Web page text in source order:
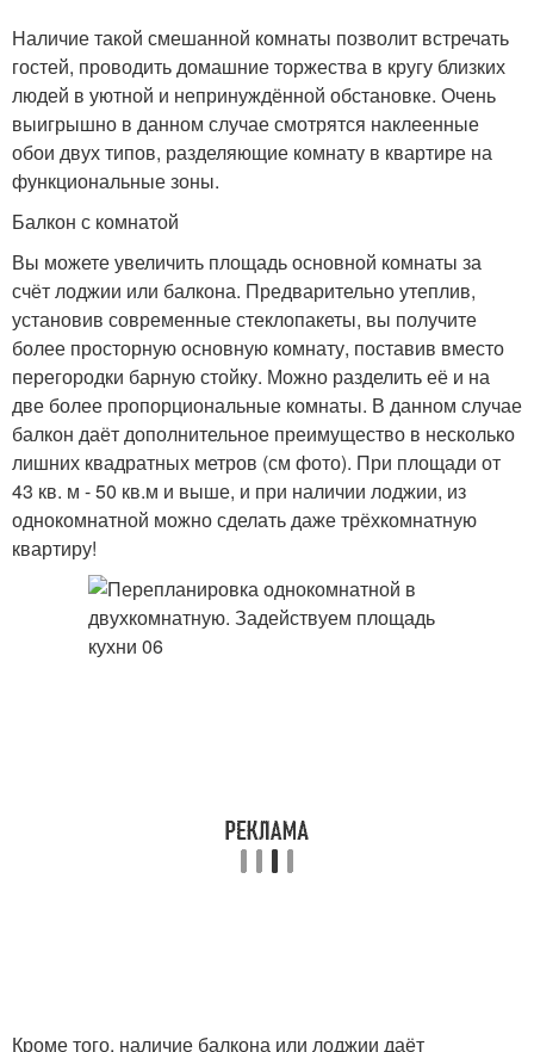
Наличие такой смешанной комнаты позволит встречать
гостей, проводить домашние торжества в кругу близких
людей в уютной и непринуждённой обстановке. Очень
выигрышно в данном случае смотрятся наклеенные
обои двух типов, разделяющие комнату в квартире на
функциональные зоны.
Балкон с комнатой
Вы можете увеличить площадь основной комнаты за
счёт лоджии или балкона. Предварительно утеплив,
установив современные стеклопакеты, вы получите
более просторную основную комнату, поставив вместо
перегородки барную стойку. Можно разделить её и на
две более пропорциональные комнаты. В данном случае
балкон даёт дополнительное преимущество в несколько
лишних квадратных метров (см фото). При площади от
43 кв. м - 50 кв.м и выше, и при наличии лоджии, из
однокомнатной можно сделать даже трёхкомнатную
квартиру!
Кроме того, наличие балкона или лоджии даёт